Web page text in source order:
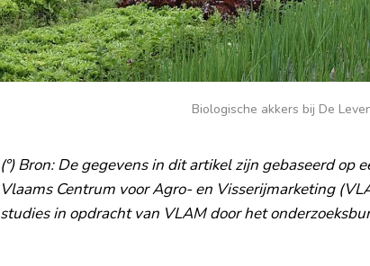
Biologische akkers bij De
(°) Bron: De gegevens in dit artikel zijn gebaseerd
Vlaams Centrum voor Agro- en Visserijmarketing
studies in opdracht van VLAM door het